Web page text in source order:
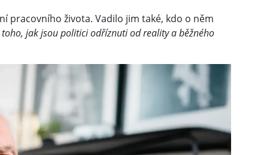
pracovního života. Vadilo jim také, kdo o něm
jak jsou politici odříznuti od reality a běžného